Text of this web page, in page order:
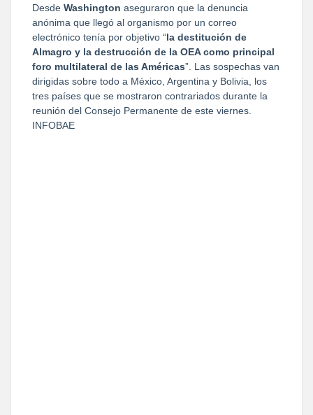
Desde Washington aseguraron que la denuncia
anónima que llegó al organismo por un correo
electrónico tenía por objetivo “la destitución de
Almagro y la destrucción de la OEA como principal
foro multilateral de las Américas”. Las sospechas van
dirigidas sobre todo a México, Argentina y Bolivia, los
tres países que se mostraron contrariados durante la
reunión del Consejo Permanente de este viernes.
INFOBAE